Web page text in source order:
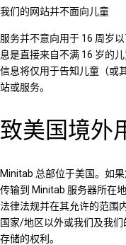
我们的网站并不面向儿童
服务并不意向用于 16 周岁
息是直接来自不满 16 岁的
信息将仅用于告知儿童（或
站或服务。
致美国境外
Minitab 总部位于美国。如
传输到 Minitab 服务器所在
法律法规并在其允许的范围
国家/地区以外或我们及我
存储的权利。